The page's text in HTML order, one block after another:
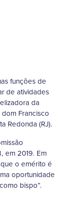
funções de
de atividades
da
Francisco
Redonda (RJ).
em 2019. Em
o emérito é
oportunidade
bispo”.